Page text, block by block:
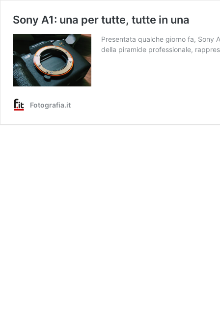
Sony A1: una per tutte, tutte in una
Presentata qualche giorno fa, Sony
della piramide professionale,
Fotografia.it